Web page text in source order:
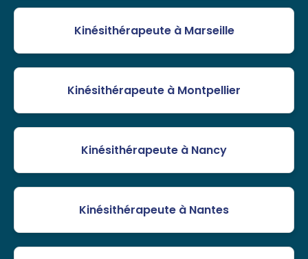
Kinésithérapeute à Marseille
Kinésithérapeute à Montpellier
Kinésithérapeute à Nancy
Kinésithérapeute à Nantes